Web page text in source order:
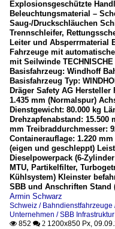
Explosionsgeschützte
Beleuchtungsmaterial –
Saug-/Druckschläuchen
Trennschleifer,
Leiter und Absperrmaterial
Fahrzeuge mit
mit Seilwinde
Basisfahrzeug: Windhoff
Basisfahrzeug Typ:
Dräger Safety AG
1.435 mm (Normalspur)
Dienstgewicht: 80.000 kg
Drehzapfenabstand:
mm Treibraddurchmesser:
Containerauflage: 1.220
(eigen und geschleppt)
Dieselpowerpack (6-
MTU, Partikelfilter,
Kühlsystem) Kleinster
SBB und Anschriften Stand
Armin Schwarz
Schweiz /
Unternehmen / SBB
 852  2 1200x850 Px,